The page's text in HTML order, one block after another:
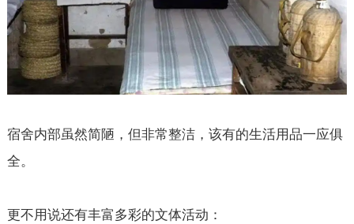
宿舍内部虽然简陋，但非常整洁，该有的生活用品一应俱
全。
更不用说还有丰富多彩的文体活动：